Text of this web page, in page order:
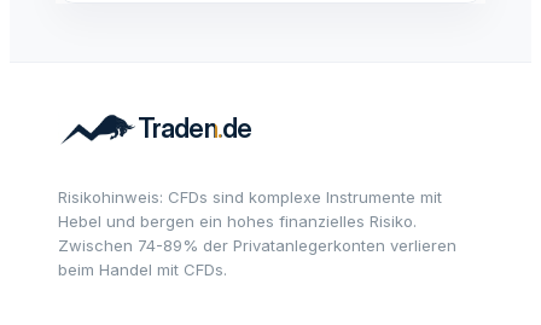
Risikohinweis: CFDs sind komplexe Instrumente mit
Hebel und bergen ein hohes finanzielles Risiko.
Zwischen 74-89% der Privatanlegerkonten verlieren
beim Handel mit CFDs.